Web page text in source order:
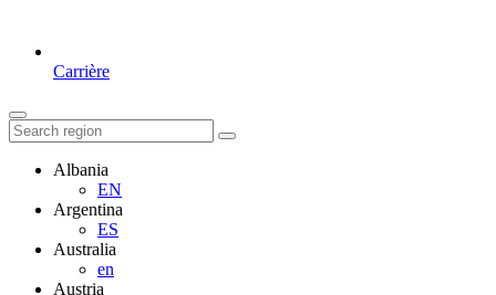
Carrière
Albania
EN
Argentina
ES
Australia
en
Austria